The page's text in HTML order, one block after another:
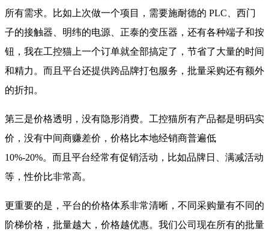
所有需求。比如上次做一个项目，需要施耐德的 PLC、西门
子的接触器、明纬的电源、正泰的变压器，还有各种端子和按
钮，我在工控猫上一个订单就全部搞定了，节省了大量的时间
和精力。而且平台还提供跨品牌打包服务，批量采购还有额外
的折扣。
第三是价格透明，没有隐形消费。工控猫所有产品都是明码实
价，没有中间商赚差价，价格比本地经销商普遍低
10%-20%。而且平台经常有促销活动，比如品牌日、满减活动
等，性价比非常高。
更重要的是，平台的价格体系非常清晰，不同采购量有不同的
阶梯价格，批量越大，价格越优惠。我们公司现在所有的批量